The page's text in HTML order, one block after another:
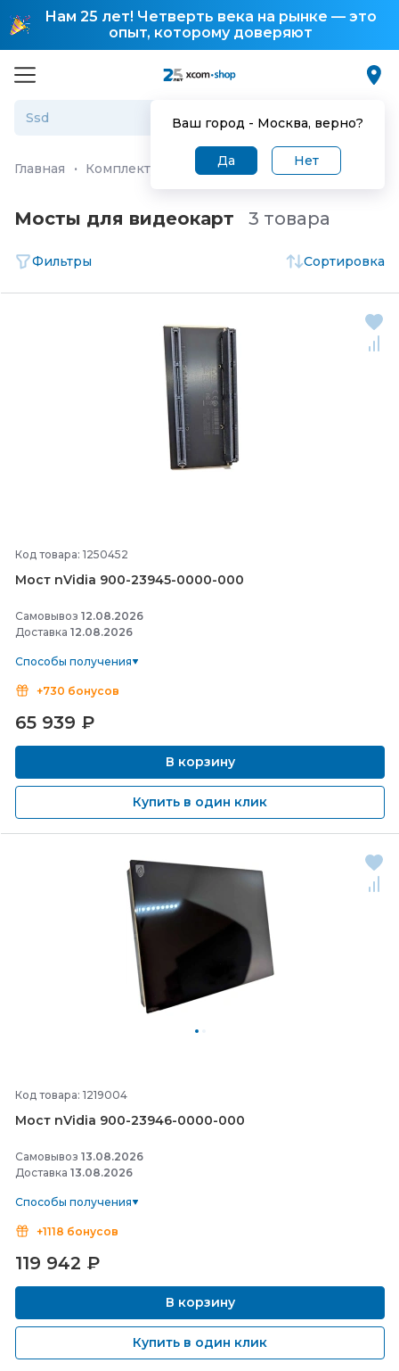
Нам 25 лет! Четверть века на рынке — это
опыт, которому доверяют
Ваш город - Москва, верно?
Да Нет
Главная · Комплектующие для ПК и ноутбуков
Мосты для видеокарт 3 товара
Фильтры Сортировка
Код товара: 1250452
Мост nVidia 900-23945-0000-000
Самовывоз 12.08.2026
Доставка 12.08.2026
Способы получения
+730 бонусов
65 939 ₽
В корзину
Купить в один клик
Код товара: 1219004
Мост nVidia 900-23946-0000-000
Самовывоз 13.08.2026
Доставка 13.08.2026
Способы получения
+1118 бонусов
119 942 ₽
В корзину
Купить в один клик